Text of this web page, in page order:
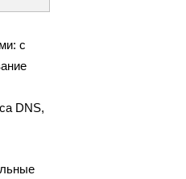
с
DNS,